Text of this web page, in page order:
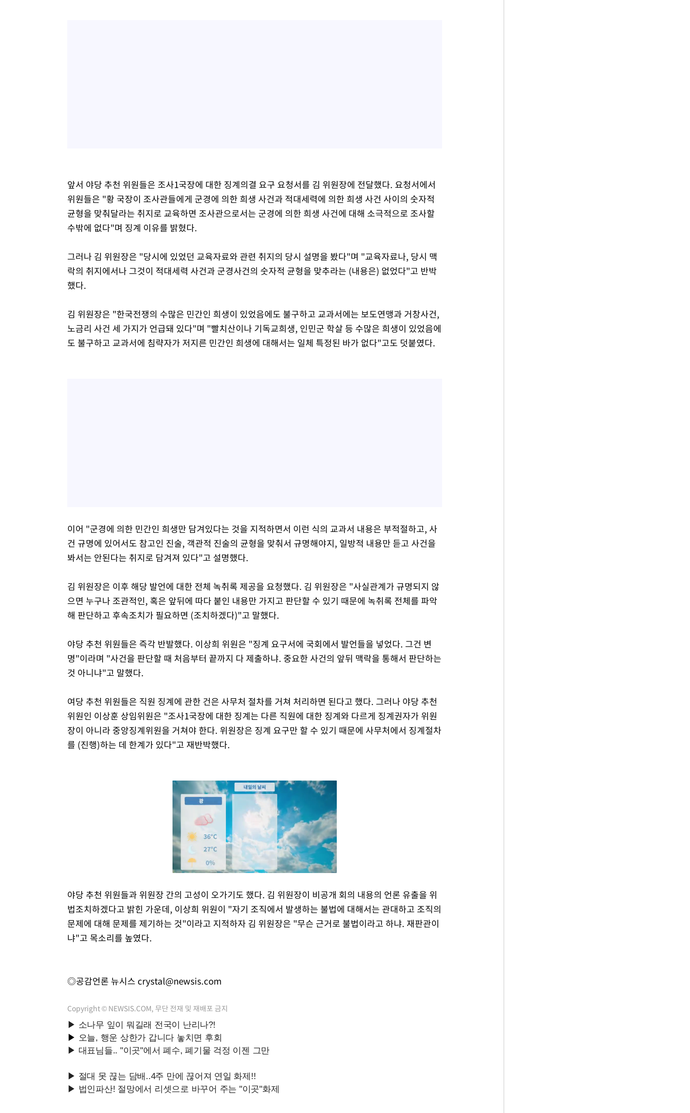
앞서 야당 추천 위원들은 조사1국장에 대한 징계의결 요구 요청서를 김 위원장에 전달했다. 요청서에서
위원들은 "황 국장이 조사관들에게 군경에 의한 희생 사건과 적대세력에 의한 희생 사건 사이의 숫자적
균형을 맞춰달라는 취지로 교육하면 조사관으로서는 군경에 의한 희생 사건에 대해 소극적으로 조사할
수밖에 없다"며 징계 이유를 밝혔다.
그러나 김 위원장은 "당시에 있었던 교육자료와 관련 취지의 당시 설명을 봤다"며 "교육자료나, 당시 맥
락의 취지에서나 그것이 적대세력 사건과 군경사건의 숫자적 균형을 맞추라는 (내용은) 없었다"고 반박
했다.
김 위원장은 "한국전쟁의 수많은 민간인 희생이 있었음에도 불구하고 교과서에는 보도연맹과 거창사건,
노금리 사건 세 가지가 언급돼 있다"며 "빨치산이나 기독교희생, 인민군 학살 등 수많은 희생이 있었음에
도 불구하고 교과서에 침략자가 저지른 민간인 희생에 대해서는 일체 특정된 바가 없다"고도 덧붙였다.
이어 "군경에 의한 민간인 희생만 담겨있다는 것을 지적하면서 이런 식의 교과서 내용은 부적절하고, 사
건 규명에 있어서도 참고인 진술, 객관적 진술의 균형을 맞춰서 규명해야지, 일방적 내용만 듣고 사건을
봐서는 안된다는 취지로 담겨져 있다"고 설명했다.
김 위원장은 이후 해당 발언에 대한 전체 녹취록 제공을 요청했다. 김 위원장은 "사실관계가 규명되지 않
으면 누구나 조관적인, 혹은 앞뒤에 따다 붙인 내용만 가지고 판단할 수 있기 때문에 녹취록 전체를 파악
해 판단하고 후속조치가 필요하면 (조치하겠다)"고 말했다.
야당 추천 위원들은 즉각 반발했다. 이상희 위원은 "징계 요구서에 국회에서 발언들을 넣었다. 그건 변
명"이라며 "사건을 판단할 때 처음부터 끝까지 다 제출하냐. 중요한 사건의 앞뒤 맥락을 통해서 판단하는
것 아니냐"고 말했다.
여당 추천 위원들은 직원 징계에 관한 건은 사무처 절차를 거쳐 처리하면 된다고 했다. 그러나 야당 추천
위원인 이상훈 상임위원은 "조사1국장에 대한 징계는 다른 직원에 대한 징계와 다르게 징계권자가 위원
장이 아니라 중앙징계위원을 거쳐야 한다. 위원장은 징계 요구만 할 수 있기 때문에 사무처에서 징계절차
를 (진행)하는 데 한계가 있다"고 재반박했다.
Mute
야당 추천 위원들과 위원장 간의 고성이 오가기도 했다. 김 위원장이 비공개 회의 내용의 언론 유출을 위
법조치하겠다고 밝힌 가운데, 이상희 위원이 "자기 조직에서 발생하는 불법에 대해서는 관대하고 조직의
문제에 대해 문제를 제기하는 것"이라고 지적하자 김 위원장은 "무슨 근거로 불법이라고 하냐. 재판관이
냐"고 목소리를 높였다.
◎공감언론 뉴시스 crystal@newsis.com
Copyright © NEWSIS.COM, 무단 전재 및 재배포 금지